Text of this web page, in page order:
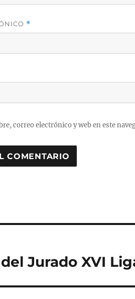
*
correo electrónico y web en este
Jurado XVI